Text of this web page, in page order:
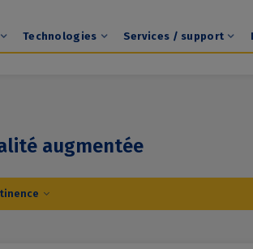
Technologies Services / support
augmentée